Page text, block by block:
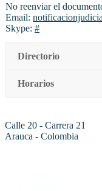
No reenviar el
Email:
Skype: #
Directorio
Horarios
Calle 20 - Carrera 21
Arauca - Colombia